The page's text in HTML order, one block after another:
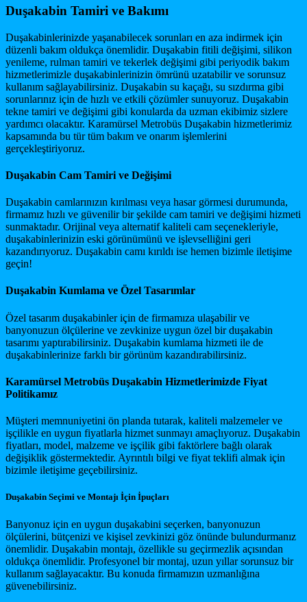
Duşakabin Tamiri ve Bakımı
Duşakabinlerinizde yaşanabilecek sorunları en aza indirmek için
düzenli bakım oldukça önemlidir. Duşakabin fitili değişimi, silikon
yenileme, rulman tamiri ve tekerlek değişimi gibi periyodik bakım
hizmetlerimizle duşakabinlerinizin ömrünü uzatabilir ve sorunsuz
kullanım sağlayabilirsiniz. Duşakabin su kaçağı, su sızdırma gibi
sorunlarınız için de hızlı ve etkili çözümler sunuyoruz. Duşakabin
tekne tamiri ve değişimi gibi konularda da uzman ekibimiz sizlere
yardımcı olacaktır. Karamürsel Metrobüs Duşakabin hizmetlerimiz
kapsamında bu tür tüm bakım ve onarım işlemlerini
gerçekleştiriyoruz.
Duşakabin Cam Tamiri ve Değişimi
Duşakabin camlarınızın kırılması veya hasar görmesi durumunda,
firmamız hızlı ve güvenilir bir şekilde cam tamiri ve değişimi hizmeti
sunmaktadır. Orijinal veya alternatif kaliteli cam seçenekleriyle,
duşakabinlerinizin eski görünümünü ve işlevselliğini geri
kazandırıyoruz. Duşakabin camı kırıldı ise hemen bizimle iletişime
geçin!
Duşakabin Kumlama ve Özel Tasarımlar
Özel tasarım duşakabinler için de firmamıza ulaşabilir ve
banyonuzun ölçülerine ve zevkinize uygun özel bir duşakabin
tasarımı yaptırabilirsiniz. Duşakabin kumlama hizmeti ile de
duşakabinlerinize farklı bir görünüm kazandırabilirsiniz.
Karamürsel Metrobüs Duşakabin Hizmetlerimizde Fiyat
Politikamız
Müşteri memnuniyetini ön planda tutarak, kaliteli malzemeler ve
işçilikle en uygun fiyatlarla hizmet sunmayı amaçlıyoruz. Duşakabin
fiyatları, model, malzeme ve işçilik gibi faktörlere bağlı olarak
değişiklik göstermektedir. Ayrıntılı bilgi ve fiyat teklifi almak için
bizimle iletişime geçebilirsiniz.
Duşakabin Seçimi ve Montajı İçin İpuçları
Banyonuz için en uygun duşakabini seçerken, banyonuzun
ölçülerini, bütçenizi ve kişisel zevkinizi göz önünde bulundurmanız
önemlidir. Duşakabin montajı, özellikle su geçirmezlik açısından
oldukça önemlidir. Profesyonel bir montaj, uzun yıllar sorunsuz bir
kullanım sağlayacaktır. Bu konuda firmamızın uzmanlığına
güvenebilirsiniz.